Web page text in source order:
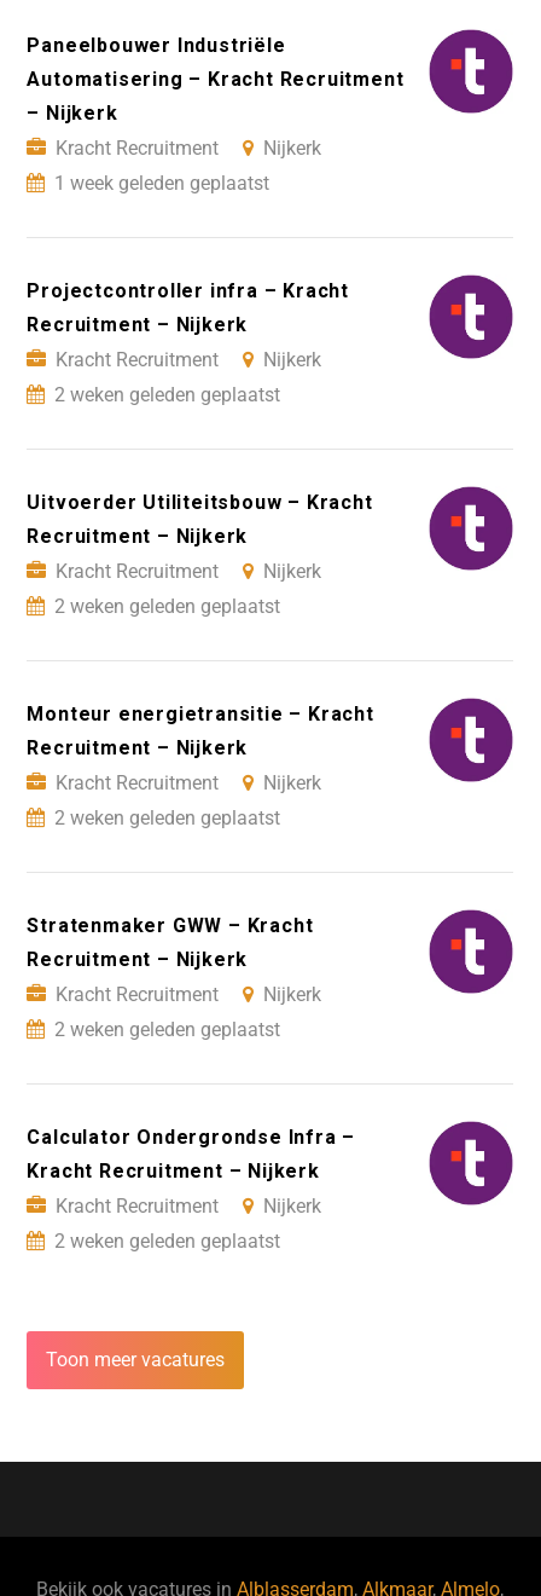
Paneelbouwer Industriële
Automatisering – Kracht Recruitment
– Nijkerk
Kracht Recruitment
Nijkerk
1 week geleden geplaatst
Projectcontroller infra – Kracht
Recruitment – Nijkerk
Kracht Recruitment
Nijkerk
2 weken geleden geplaatst
Uitvoerder Utiliteitsbouw – Kracht
Recruitment – Nijkerk
Kracht Recruitment
Nijkerk
2 weken geleden geplaatst
Monteur energietransitie – Kracht
Recruitment – Nijkerk
Kracht Recruitment
Nijkerk
2 weken geleden geplaatst
Stratenmaker GWW – Kracht
Recruitment – Nijkerk
Kracht Recruitment
Nijkerk
2 weken geleden geplaatst
Calculator Ondergrondse Infra –
Kracht Recruitment – Nijkerk
Kracht Recruitment
Nijkerk
2 weken geleden geplaatst
Toon meer vacatures
Bekijk ook vacatures inAlblasserdam,Alkmaar,Almelo,